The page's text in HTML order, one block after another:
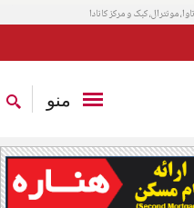
مونترال، کبک و مرکز کانادا
منو